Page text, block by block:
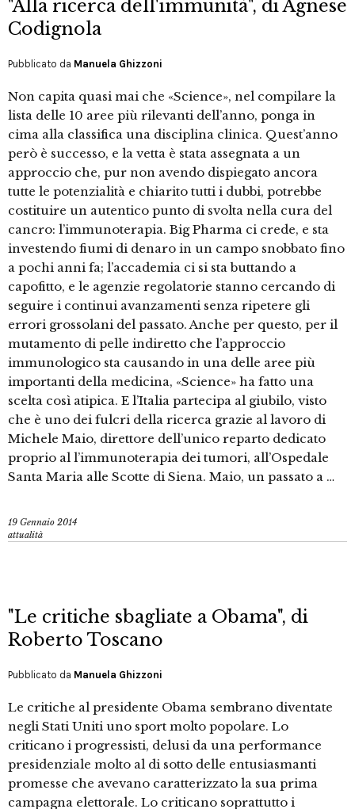
"Alla ricerca dell'immunità", di Agnese
Codignola
Pubblicato da Manuela Ghizzoni
Non capita quasi mai che «Science», nel compilare la
lista delle 10 aree più rilevanti dell’anno, ponga in
cima alla classifica una disciplina clinica. Quest’anno
però è successo, e la vetta è stata assegnata a un
approccio che, pur non avendo dispiegato ancora
tutte le potenzialità e chiarito tutti i dubbi, potrebbe
costituire un autentico punto di svolta nella cura del
cancro: l’immunoterapia. Big Pharma ci crede, e sta
investendo fiumi di denaro in un campo snobbato fino
a pochi anni fa; l’accademia ci si sta buttando a
capofitto, e le agenzie regolatorie stanno cercando di
seguire i continui avanzamenti senza ripetere gli
errori grossolani del passato. Anche per questo, per il
mutamento di pelle indiretto che l’approccio
immunologico sta causando in una delle aree più
importanti della medicina, «Science» ha fatto una
scelta così atipica. E l’Italia partecipa al giubilo, visto
che è uno dei fulcri della ricerca grazie al lavoro di
Michele Maio, direttore dell’unico reparto dedicato
proprio al l’immunoterapia dei tumori, all’Ospedale
Santa Maria alle Scotte di Siena. Maio, un passato a …
19 Gennaio 2014
attualità
"Le critiche sbagliate a Obama", di
Roberto Toscano
Pubblicato da Manuela Ghizzoni
Le critiche al presidente Obama sembrano diventate
negli Stati Uniti uno sport molto popolare. Lo
criticano i progressisti, delusi da una performance
presidenziale molto al di sotto delle entusiasmanti
promesse che avevano caratterizzato la sua prima
campagna elettorale. Lo criticano soprattutto i